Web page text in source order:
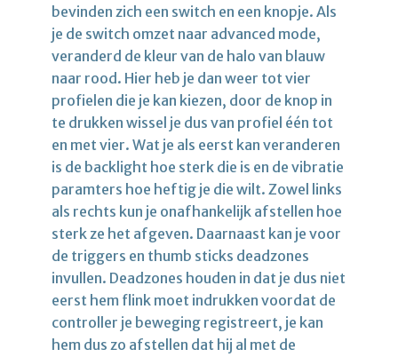
bevinden zich een switch en een knopje. Als
je de switch omzet naar advanced mode,
veranderd de kleur van de halo van blauw
naar rood. Hier heb je dan weer tot vier
profielen die je kan kiezen, door de knop in
te drukken wissel je dus van profiel één tot
en met vier. Wat je als eerst kan veranderen
is de backlight hoe sterk die is en de vibratie
paramters hoe heftig je die wilt. Zowel links
als rechts kun je onafhankelijk afstellen hoe
sterk ze het afgeven. Daarnaast kan je voor
de triggers en thumb sticks deadzones
invullen. Deadzones houden in dat je dus niet
eerst hem flink moet indrukken voordat de
controller je beweging registreert, je kan
hem dus zo afstellen dat hij al met de